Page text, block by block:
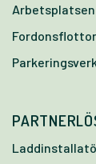
Arbetsplatsen
Fordonsflottor